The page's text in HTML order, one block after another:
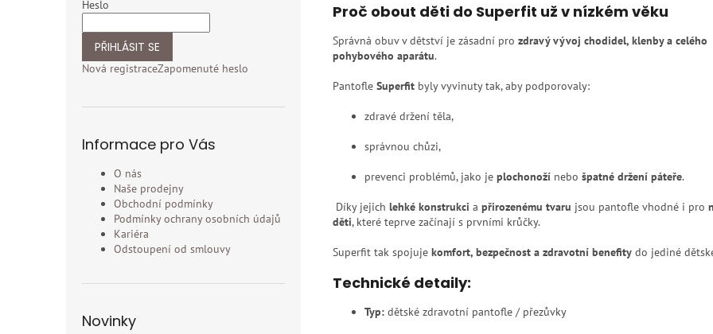
Heslo
PŘIHLÁSIT SE
Nová registraceZapomenuté heslo
Informace pro Vás
O nás
Naše prodejny
Obchodní podmínky
Podmínky ochrany osobních údajů
Kariéra
Odstoupení od smlouvy
Novinky
Proč obout děti do Superfit už v nízkém věku
Správná obuv v dětství je zásadní pro zdravý vývoj chodidel, klenby a celého
pohybového aparátu.
Pantofle Superfit byly vyvinuty tak, aby podporovaly:
zdravé držení těla,
správnou chůzi,
prevenci problémů, jako je plochonoží nebo špatné držení páteře.
Díky jejich lehké konstrukci a přirozenému tvaru jsou pantofle vhodné i pro
děti, které teprve začínají s prvními krůčky.
Superfit tak spojuje komfort, bezpečnost a zdravotní benefity do jediné
Technické detaily:
Typ: dětské zdravotní pantofle / přezůvky